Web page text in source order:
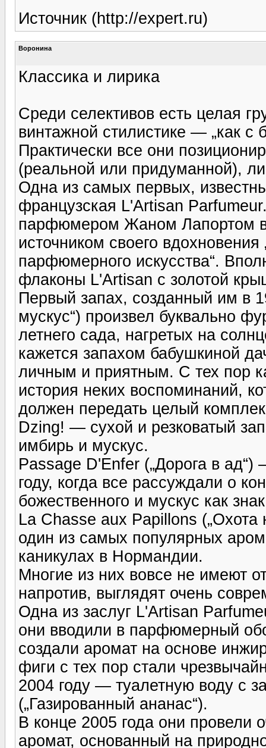
Источник (http://expert.ru)
Воронина
Классика и лирика
Среди селективов есть целая
винтажной стилистике — „как с
Практически все они
(реальной или придуманной),
Одна из самых первых,
французская L'Artisan
парфюмером Жаном Лапортом в
источником своего
парфюмерного искусства“.
флаконы L'Artisan с золотой
Первый запах, созданный им в
мускус“) произвел буквально
летнего сада, нагретых на
кажется запахом бабушкиной
личным и приятным. С тех пор
история неких воспоминаний,
должен передать целый
Dzing! — сухой и резковатый
имбирь и мускус.
Passage D'Enfer („Дорога в
году, когда все рассуждали о
божественного и мускус как
La Chasse aux Papillons
один из самых популярных
каникулах в Нормандии.
Многие из них вовсе не имеют
напротив, выглядят очень
Одна из заслуг L'Artisan
они вводили в парфюмерный
создали аромат на основе
фиги с тех пор стали
2004 году — туалетную воду с
(„Газированный ананас“).
В конце 2005 года они провели
аромат, основанный на